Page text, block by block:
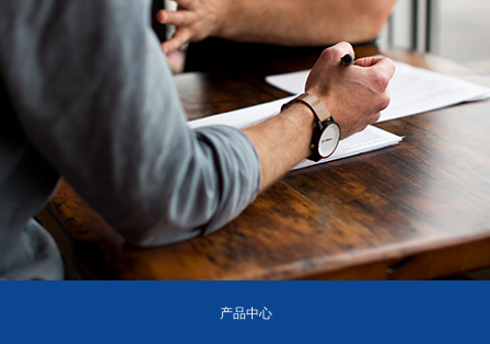
产品中心